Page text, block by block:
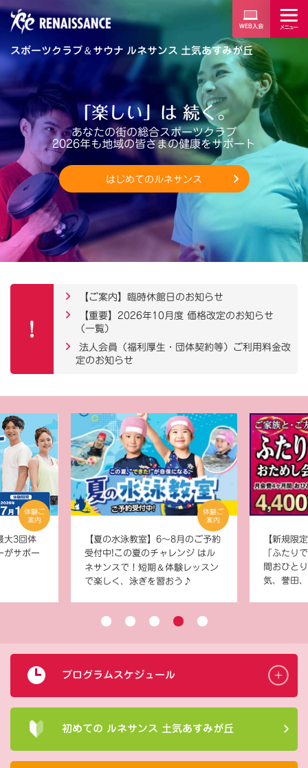
スポーツクラブ＆サウナ ルネサンス 土気あすみが丘
「楽しい」は 続く。
あなたの街の総合スポーツクラブ
2026年も地域の皆さまの健康をサポート
はじめてのルネサンス
【ご案内】臨時休館日のお知らせ
【重要】2026年10月度 価格改定のお知らせ
（一覧）
法人会員（福利厚生・団体契約等）ご利用料金改
定のお知らせ
体験ご
案内
大3回体
がサポー
体験ご
案内
【夏の水泳教室】6～8月のご予約
受付中!この夏のチャレンジ はル
ネサンスで！短期 ＆体験レッスン
で楽しく、泳ぎを習おう♪
【新規限
「ふたり
間おひと
気、誉田
プログラムスケジュール
初めての ルネサンス 土気あすみが丘